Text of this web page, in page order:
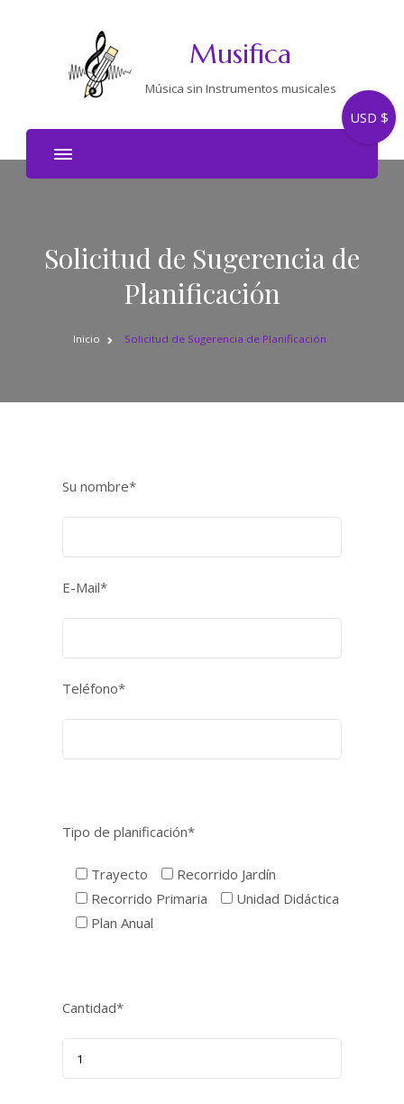
Musifica
Música sin Instrumentos musicales
Solicitud de Sugerencia de
Planificación
Inicio Solicitud de Sugerencia de Planificación
Su nombre*
E-Mail*
Teléfono*
Tipo de planificación*
Trayecto
Recorrido Jardín
Recorrido Primaria
Unidad Didáctica
Plan Anual
Cantidad*
USD $